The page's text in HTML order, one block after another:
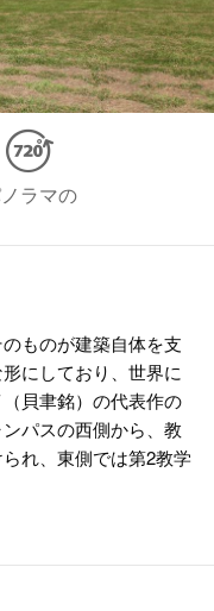
ラマの
ものが建築自体を支
にしており、世界に
貝聿銘）の代表作の
パスの西側から、教
れ、東側では第2教学